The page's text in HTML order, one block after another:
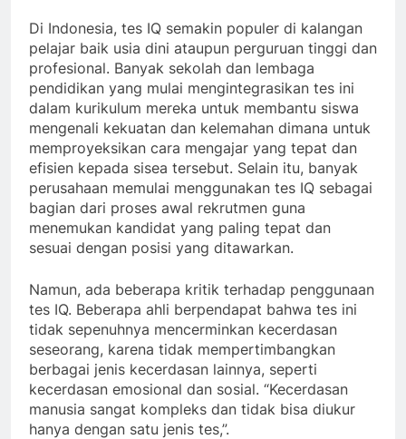
Di Indonesia, tes IQ semakin populer di kalangan
pelajar baik usia dini ataupun perguruan tinggi dan
profesional. Banyak sekolah dan lembaga
pendidikan yang mulai mengintegrasikan tes ini
dalam kurikulum mereka untuk membantu siswa
mengenali kekuatan dan kelemahan dimana untuk
memproyeksikan cara mengajar yang tepat dan
efisien kepada sisea tersebut. Selain itu, banyak
perusahaan memulai menggunakan tes IQ sebagai
bagian dari proses awal rekrutmen guna
menemukan kandidat yang paling tepat dan
sesuai dengan posisi yang ditawarkan.
Namun, ada beberapa kritik terhadap penggunaan
tes IQ. Beberapa ahli berpendapat bahwa tes ini
tidak sepenuhnya mencerminkan kecerdasan
seseorang, karena tidak mempertimbangkan
berbagai jenis kecerdasan lainnya, seperti
kecerdasan emosional dan sosial. “Kecerdasan
manusia sangat kompleks dan tidak bisa diukur
hanya dengan satu jenis tes,”.